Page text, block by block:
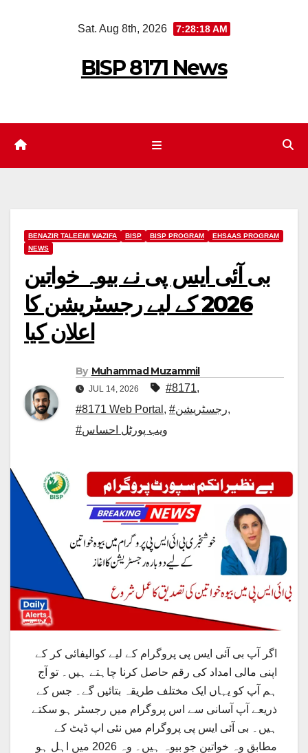
Sat. Aug 8th, 2026 7:28:18 AM
BISP 8171 News
BENAZIR TALEEMI WAZIFA BISP BISP PROGRAM
EHSAAS PROGRAM
NEWS
بی آئی ایس پی نے بیوہ خواتین
2026 کے لیے رجسٹریشن کا
اعلان کیا
By Muhammad Muzammil
JUL 14, 2026 #8171,
#8171 Web Portal , #رجسٹریشن,
#ویب پورٹل احساس
اگر آپ بی آئی ایس پی پروگرام کے لیے کوالیفائی کر کے
اپنی مالی امداد کی رقم حاصل کرنا چاہتے ہیں۔ تو آج
ہم آپ کو یہاں ایک مختلف طریقہ بتائیں گے۔ جس کے
ذریعے آپ آسانی سے اس پروگرام میں رجسٹر ہو سکتے
ہیں۔ بی آئی ایس پی پروگرام میں نئی اپ ڈیٹ کے
مطابق وہ خواتین جو بیوہ ہیں۔ وہ 2026 میں اہل ہو